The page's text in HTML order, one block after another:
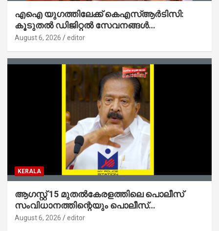
എഐ യുഗത്തിലേക്ക് കെഎസ്ആർടിസി:
കൂടുതൽ ഡിജിറ്റൽ സേവനങ്ങൾ
ജനങ്ങളിലേക്കെത്തിക്കും – മന്ത്രി സി പി
August 6, 2026 editor
KERALA
ആഗസ്റ്റ് 15 മുതല്‍കേരളത്തിലെ പൊലീസ്
സംവിധാനത്തിന്റെയും പൊലീസ്
സ്റ്റേഷനുകളുടെയും മുഖഛായ മാറുകയാണ് :
August 6, 2026 editor